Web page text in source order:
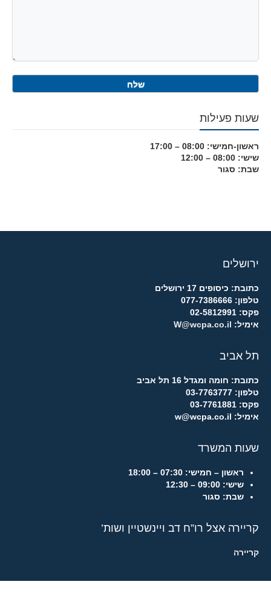
שעות פעילות
ראשון-חמישי: 08:00 – 17:00
שישי: 08:00 – 12:00
שבת: סגור
ירושלים
כתובת: כיסופים 17 ירושלים
טלפון: 077-7386666
פקס: 02-5812991
אימיל: W@wcpa.co.il
תל אביב
כתובת: חומה ומגדל 16 תל אביב
טלפון: 03-7763777
פקס: 03-7761881
אימיל: w@wcpa.co.il
שעות המשרד
ראשון – חמישי: 07:30 – 18:00
שישי: 09:00 – 12:30
שבת: סגור
קריירה אצל רו”ח דב ויינשטיין ושות’
קריירה